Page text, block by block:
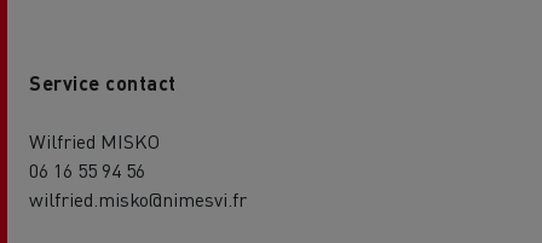
Service contact
Wilfried MISKO
06 16 55 94 56
wilfried.misko@nimesvi.fr